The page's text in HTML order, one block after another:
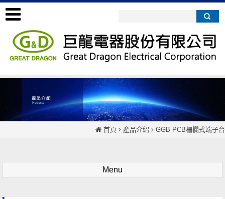
首頁 產品介紹 GGB PCB柵欄式端子台
Menu